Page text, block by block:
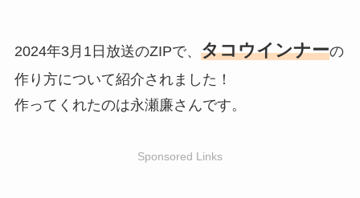
2024年3月1日放送のZIPで、 タコウインナーの
作り方について紹介されました！
作ってくれたのは永瀬廉さんです。
Sponsored Links